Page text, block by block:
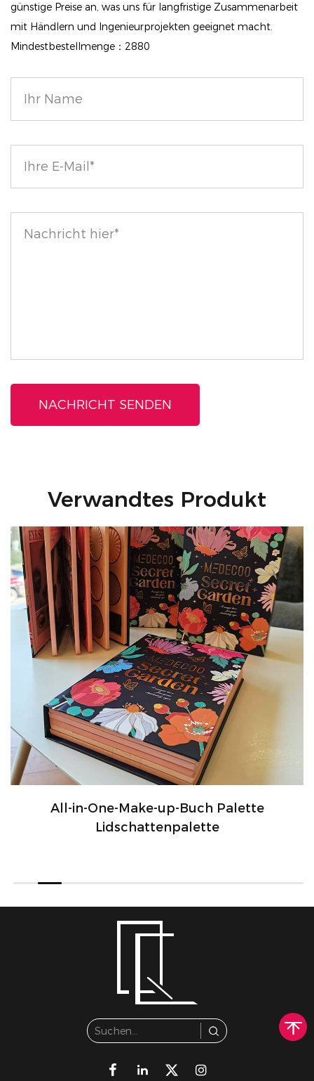
Egal, ob Sie ein Schönheitsbegeisterter sind oder
gerade mit Ihrer Make-up-Reise beginnen, diese All-
Qualität zusammen. Nehmen Sie Ihre Make-up-
Routine mit einer Palette auf neue Höhen, die
professionelle Ergebnisse in einem tragbaren,
benutzerfreundlichen Format bietet.
günstige Preise an, was uns für langfristige Zusammenarbeit
mit Händlern und Ingenieurprojekten geeignet macht.
Mindestbestellmenge：2880
Verwandtes Produkt
All-in-One-Make-up-Buch Palette
Lidschattenpalette